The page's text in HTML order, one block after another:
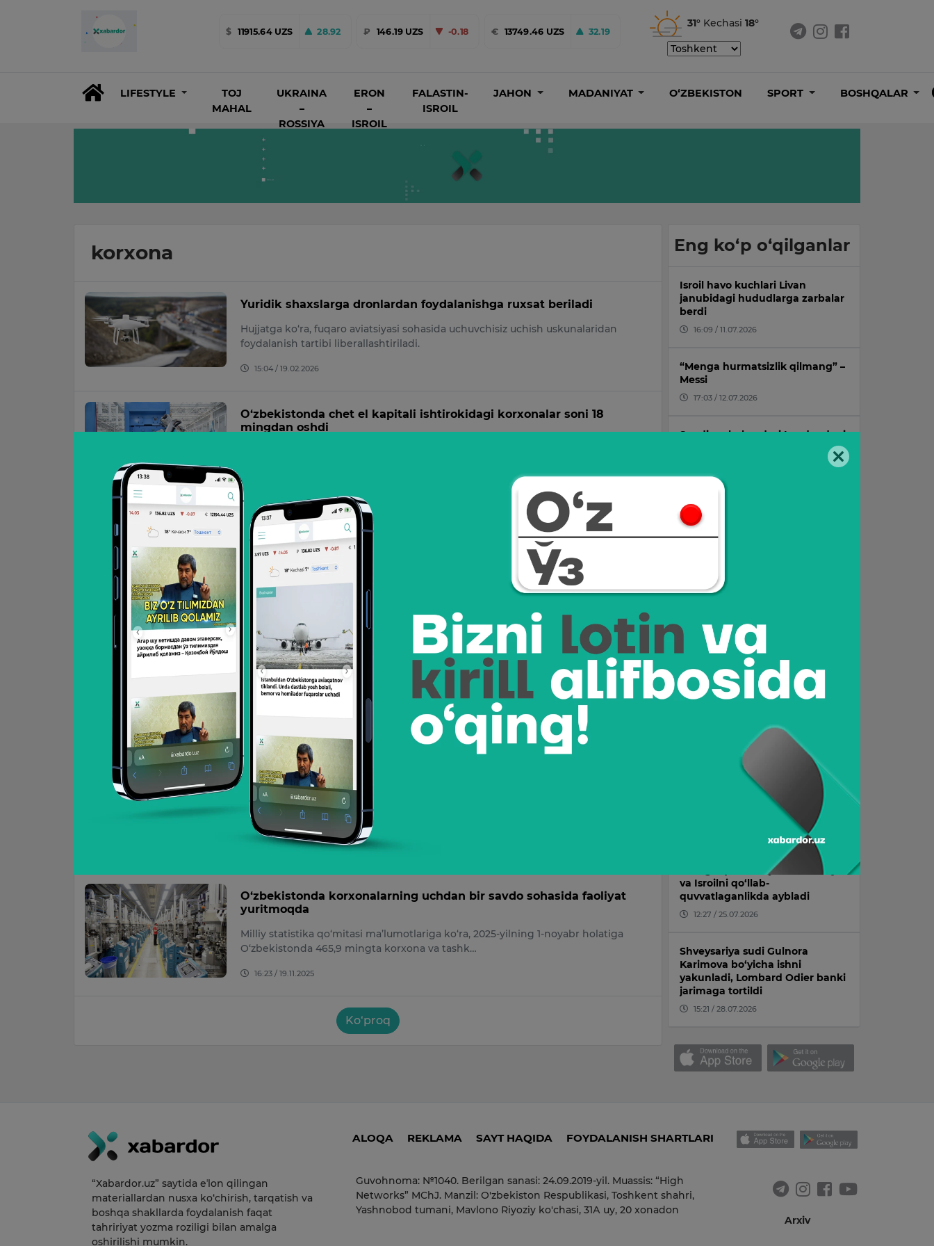
$ 11915.64 UZS 28.92 ₽ 146.19 UZS -0.18 € 13749.46 UZS 32.19
31° Kechasi 18°
LIFESTYLE
TOJ
MAHAL
UKRAINA
–
ROSSIYA
ERON
–
ISROIL
FALASTIN-
ISROIL
JAHON MADANIYAT O‘ZBEKISTON SPORT BOSHQALAR
korxona
Yuridik shaxslarga dronlardan foydalanishga ruxsat beriladi
Hujjatga ko‘ra, fuqaro aviatsiyasi sohasida uchuvchisiz uchish uskunalaridan
foydalanish tartibi liberallashtiriladi.
15:04 / 19.02.2026
O‘zbekistonda chet el kapitali ishtirokidagi korxonalar soni 18
mingdan oshdi
Toshkent viloyatida korxona 1 mlrd so‘mlik gazni o‘mardi
Ushbu qoidabuzarlik natijasida, gaz ta’minoti korxonasining dastlabki hisob-
kitoblariga ko‘ra, 1 milliard 5 million so‘mlik …
O‘zbekistonda AQSh kapitali ishtirokida 336 ta korxona faoliyat
yuritmoqda
Milliy statistika qo‘mitasi ma’lumotlariga ko‘ra, 2025-yilning 1-dekabr holatiga
O‘zbekistonda Amerika Qo‘shma Shtatlari kap…
09:21 / 08.01.2026
Chet ellik tadbirkorlar ko‘proq qaysi hududlarda korxona ochmoqda?
Milliy statistika qo‘mitasi ma’lumotlariga ko‘ra, 2025-yilning 1-dekabr holatiga
O‘zbekistonda chet el investitsiyalari isht…
15:46 / 21.12.2025
O‘zbekistonda korxonalarning uchdan bir savdo sohasida faoliyat
yuritmoqda
Milliy statistika qo‘mitasi ma’lumotlariga ko‘ra, 2025-yilning 1-noyabr holatiga
O‘zbekistonda 465,9 mingta korxona va tashk…
16:23 / 19.11.2025
Ko‘proq
Eng ko‘p o‘qilganlar
Isroil havo kuchlari Livan
janubidagi hududlarga zarbalar
berdi
16:09 / 11.07.2026
“Menga hurmatsizlik qilmang” –
Messi
17:03 / 12.07.2026
Saudiya shahzodasi Londondagi
Superkompyuter JCH g‘olibligi
uchun taxminlarni yangiladi
ballari tasdiqlandi
20-iyul kuni qanday ob-havo
kuzatiladi?
15:49 / 19.07.2026
yagona mamlakat”
15:45 / 22.07.2026
Tramp AQSh Ukrainaga qurol
sotmasligini aytdi
Eron Yevropa Ittifoqini tinch
aholiga qarshi hujumlarda AQSh
va Isroilni qo‘llab-
quvvatlaganlikda aybladi
12:27 / 25.07.2026
Shveysariya sudi Gulnora
Karimova bo‘yicha ishni
yakunladi, Lombard Odier banki
jarimaga tortildi
15:21 / 28.07.2026
“Xabardor.uz” saytida eʼlon qilingan
materiallardan nusxa ko‘chirish, tarqatish va
boshqa shakllarda foydalanish faqat
tahririyat yozma roziligi bilan amalga
oshirilishi mumkin.
ALOQA REKLAMA SAYT HAQIDA FOYDALANISH SHARTLARI
Guvohnoma: №1040. Berilgan sanasi: 24.09.2019-yil. Muassis: “High
Networks” MChJ. Manzil: O'zbekiston Respublikasi, Toshkent shahri,
Yashnobod tumani, Mavlono Riyoziy ko'chasi, 31А uy, 20 xonadon
Arxiv